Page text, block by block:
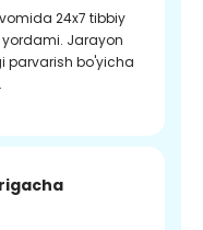
24x7 tibbiy
Jarayon
parvarish bo'yicha